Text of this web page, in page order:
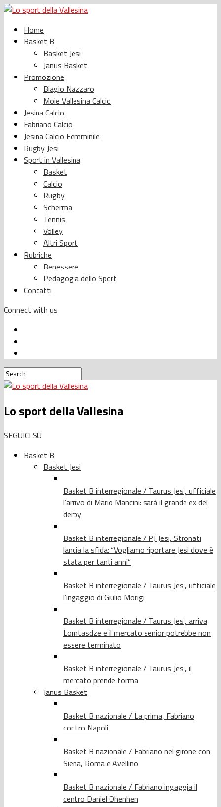
Home
Basket B
Basket Jesi
Janus Basket
Promozione
Biagio Nazzaro
Moie Vallesina Calcio
Jesina Calcio
Fabriano Calcio
Jesina Calcio Femminile
Rugby Jesi
Sport in Vallesina
Basket
Calcio
Rugby
Scherma
Tennis
Volley
Altri Sport
Rubriche
Benessere
Pedagogia dello Sport
Contatti
Connect with us
Lo sport della Vallesina
SEGUICI SU
Basket B
Basket Jesi
Basket B interregionale / Taurus Jesi, ufficiale
l’arrivo di Mario Mancini: sarà il grande ex del
derby
Basket B interregionale / PJ Jesi, Stronati
lancia la sfida: “Vogliamo riportare Jesi dove è
stata per tanti anni”
Basket B interregionale / Taurus Jesi, ufficiale
l’ingaggio di Giulio Morigi
Basket B interregionale / Taurus Jesi, arriva
Lomtasdze e il mercato senior potrebbe non
essere terminato
Basket B interregionale / Taurus Jesi, il
mercato prende forma
Janus Basket
Basket B nazionale / La prima, Fabriano
contro Napoli
Basket B nazionale / Fabriano nel girone con
Siena, Roma e Avellino
Basket B nazionale / Fabriano ingaggia il
centro Daniel Ohenhen